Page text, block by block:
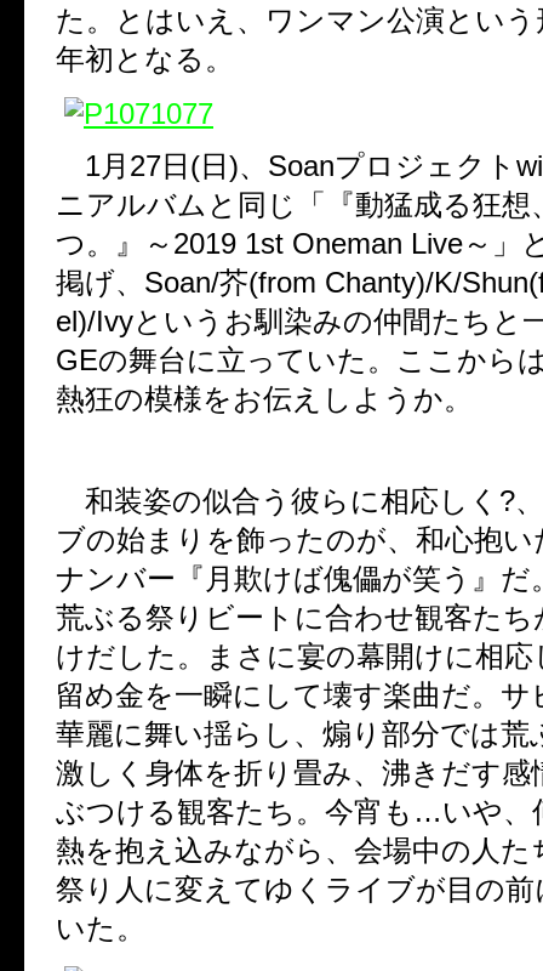
た。とはいえ、ワンマン公演とい
年初となる。
1月27日(日)、Soanプロジェクト
ニアルバムと同じ「『動猛成る狂想
つ。』～2019 1st Oneman Live～」
掲げ、Soan/芥(from Chanty)/K/
el)/Ivyというお馴染みの仲間たちと
GEの舞台に立っていた。ここから
熱狂の模様をお伝えしようか。
和装姿の似合う彼らに相応しく?
ブの始まりを飾ったのが、和心抱
ナンバー『月欺けば傀儡が笑う』だ
荒ぶる祭りビートに合わせ観客たち
けだした。まさに宴の幕開けに相応
留め金を一瞬にして壊す楽曲だ。サ
華麗に舞い揺らし、煽り部分では荒
激しく身体を折り畳み、沸きだす感
ぶつける観客たち。今宵も…いや、
熱を抱え込みながら、会場中の人た
祭り人に変えてゆくライブが目の
いた。